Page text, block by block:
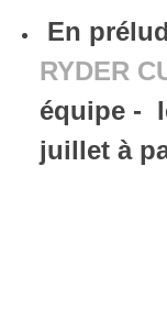
En
RYDER
équipe -
juillet à